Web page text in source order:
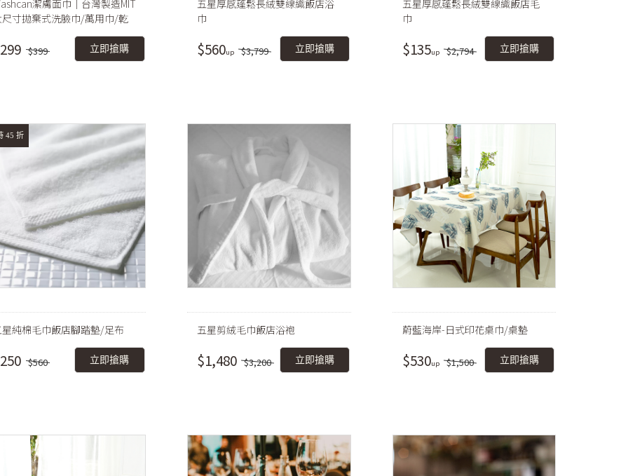
潔膚面巾｜台灣製造MIT
寸拋棄式洗臉巾/萬用巾/乾
$399 立即搶購
五星厚感蓬鬆長絨雙線織飯店浴
巾
$560 $3,799 立即搶購
五星厚感蓬鬆長絨雙線織飯店毛
巾
$135 $2,794 立即搶購
45 折
純棉毛巾飯店腳踏墊/足布
$560 立即搶購
五星剪絨毛巾飯店浴袍
$1,480 $3,200 立即搶購
蔚藍海岸-日式印花桌巾/桌墊
$530 $1,500 立即搶購